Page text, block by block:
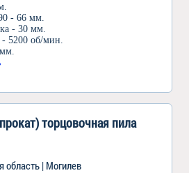
- 66 мм.
- 30 мм.
- 5200 об/мин.
торцовочная пила
область | Могилев